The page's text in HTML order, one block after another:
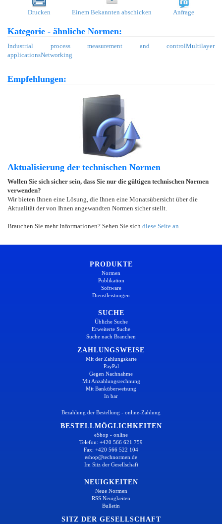
Drucken Einem Bekannten abschicken Anfrage
Kategorie - ähnliche Normen:
Industrial process measurement and controlMultilayer
applicationsNetworking
Empfehlungen:
Aktualisierung der technischen Normen
Wollen Sie sich sicher sein, dass Sie nur die gültigen technischen Normen
verwenden?
Wir bieten Ihnen eine Lösung, die Ihnen eine Monatsübersicht über die
Aktualität der von Ihnen angewandten Normen sicher stellt.
Brauchen Sie mehr Informationen? Sehen Sie sich diese Seite an
PRODUKTE
Normen
Publikation
Software
Dienstleistungen
SUCHE
Übliche Suche
Erweiterte Suche
Suche nach Branchen
ZAHLUNGSWEISE
Mit der Zahlungskarte
PayPal
Gegen Nachnahme
Mit Anzahlungsrechnung
Mit Banküberweisung
In bar
Bezahlung der Bestellung - online-Zahlung
BESTELLMÖGLICHKEITEN
eShop - online
Telefon: +420 566 621 759
Fax: +420 566 522 104
eshop@technormen.de
Im Sitz der Gesellschaft
NEUIGKEITEN
Neue Normen
RSS Neuigkeiten
Bulletin
SITZ DER GESELLSCHAFT